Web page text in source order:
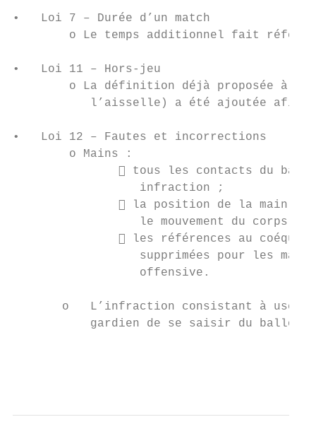
•   Loi 7 – Durée d’un match
o Le temps additionnel fait
•   Loi 11 – Hors-jeu
o La définition déjà proposée à
l’aisselle) a été ajoutée afin
•   Loi 12 – Fautes et incorrections
        o Mains :
 tous les contacts du
                  infraction ;
 la position de la main
le mouvement du corps
 les références au
supprimées pour les
                  offensive.
o   L’infraction consistant à user
gardien de se saisir du ballon